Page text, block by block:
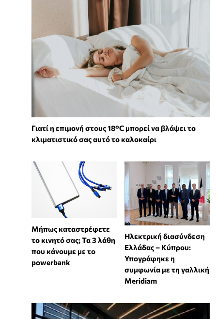
Γιατί η επιμονή στους 18°C μπορεί να βλάψει το
κλιματιστικό σας αυτό το καλοκαίρι
Μήπως καταστρέφετε
το κινητό σας; Τα 3 λάθη
που κάνουμε με το
powerbank
Ηλεκτρική διασύνδεση
Ελλάδας – Κύπρου:
Υπογράφηκε η
συμφωνία με τη γαλλική
Meridiam